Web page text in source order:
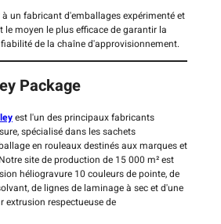
un fabricant d'emballages expérimenté et
moyen le plus efficace de garantir la
de la chaîne d'approvisionnement.
Package
est l'un des principaux fabricants
spécialisé dans les sachets
en rouleaux destinés aux marques et
site de production de 15 000 m² est
héliogravure 10 couleurs de pointe, de
de lignes de laminage à sec et d'une
extrusion respectueuse de